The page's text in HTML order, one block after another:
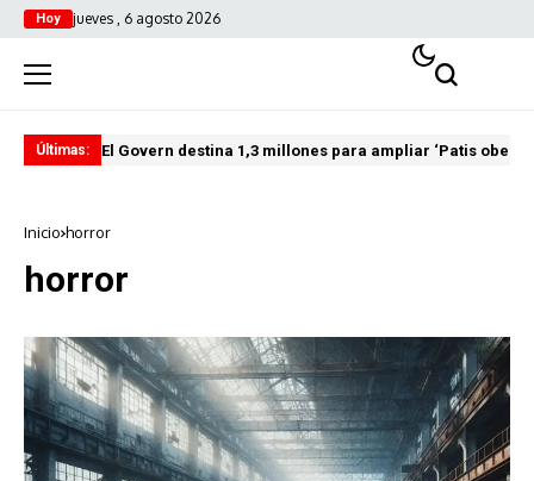
Hoy jueves , 6 agosto 2026
Últimas: El Govern destina 1,3 millones para ampliar ‘Patis
Inicio horror
horror